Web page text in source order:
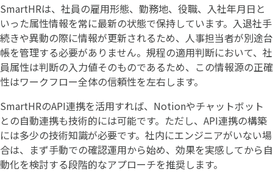
SmartHRは、社員の雇用形態、勤務地、役職、入社年月日と
いった属性情報を常に最新の状態で保持しています。入退社手
続きや異動の際に情報が更新されるため、人事担当者が別途台
帳を管理する必要がありません。規程の適用判断において、社
員属性は判断の入力値そのものであるため、この情報源の正確
性はワークフロー全体の信頼性を左右します。
SmartHRのAPI連携を活用すれば、Notionやチャットボット
との自動連携も技術的には可能です。ただし、API連携の構築
には多少の技術知識が必要です。社内にエンジニアがいない場
合は、まず手動での確認運用から始め、効果を実感してから自
動化を検討する段階的なアプローチを推奨します。